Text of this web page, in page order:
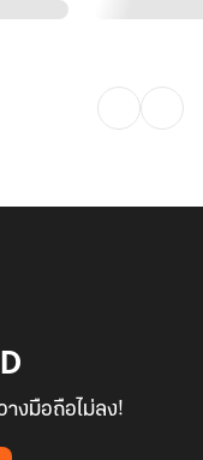
งมือถือไม่ลง!